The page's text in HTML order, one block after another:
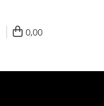
0,00